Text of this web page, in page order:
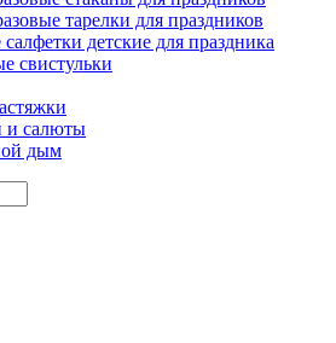
тарелки для праздников
детские для праздника
свистульки
и салюты
дым